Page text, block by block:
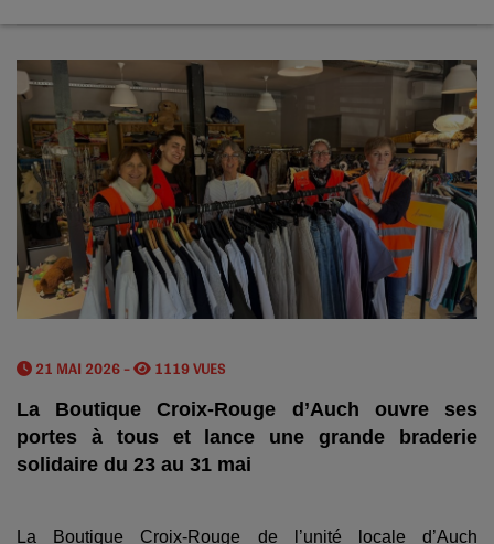
21 MAI 2026 - 1119 VUES
La Boutique Croix-Rouge d’Auch ouvre ses
portes à tous et lance une grande braderie
solidaire du 23 au 31 mai
La Boutique Croix-Rouge de l’unité locale d’Auch